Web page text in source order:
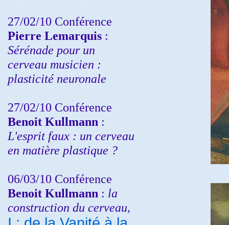
27/02/10 Conférence
Pierre Lemarquis :
Sérénade pour un
cerveau musicien :
plasticité neuronale
27/02/10 Conférence
Benoit Kullmann :
L'esprit faux : un cerveau
en matière plastique ?
06/03/10 Conférence
Benoit Kullmann : la
construction du cerveau,